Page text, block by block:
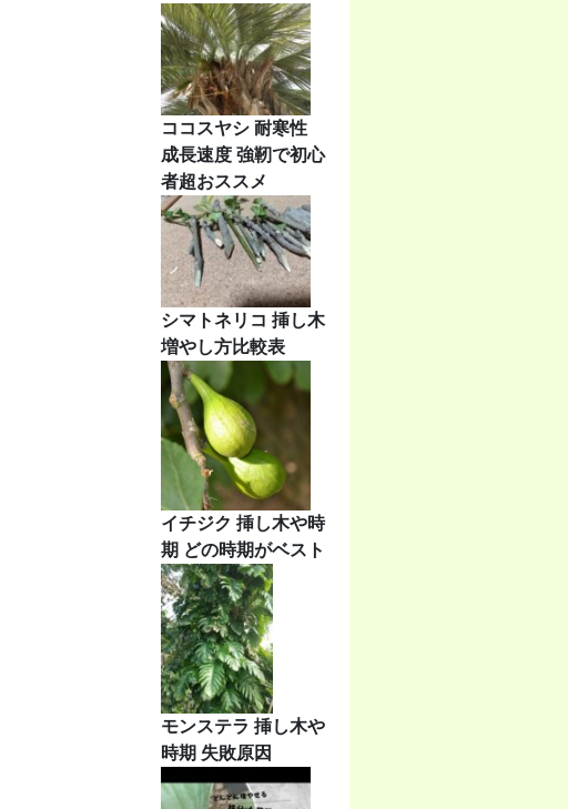
ココスヤシ 耐寒性
成長速度 強靭で初心
者超おススメ
シマトネリコ 挿し木
増やし方比較表
イチジク 挿し木や時
期 どの時期がベスト
モンステラ 挿し木や
時期 失敗原因